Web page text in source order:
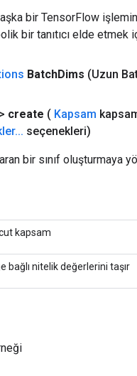
bir TensorFlow
bir tanıtıcı elde etmek
BatchDims (Uzun
create ( Kapsam
... seçenekleri)
bir sınıf oluşturmaya
kapsam
bağlı nitelik değerlerini taşır